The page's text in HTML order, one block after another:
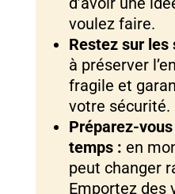
voulez faire.
Restez sur les
à préserver
fragile et
votre sécurité.
Préparez-
temps : en
peut changer
Emportez des